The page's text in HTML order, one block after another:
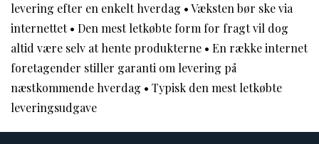
levering efter en enkelt hverdag •Væksten bør ske via
internettet• Den mest letkøbte form for fragt vil dog
altid være selv at hente produkterne • En række internet
foretagender stiller garanti om levering på
næstkommende hverdag • Typisk den mest letkøbte
leveringsudgave